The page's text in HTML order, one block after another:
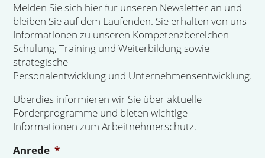
Melden Sie sich hier für unseren Newsletter an und
bleiben Sie auf dem Laufenden. Sie erhalten von uns
Informationen zu unseren Kompetenzbereichen
Schulung, Training und Weiterbildung sowie
strategische
Personalentwicklung und Unternehmensentwicklung.
Überdies informieren wir Sie über aktuelle
Förderprogramme und bieten wichtige
Informationen zum Arbeitnehmerschutz.
Anrede *